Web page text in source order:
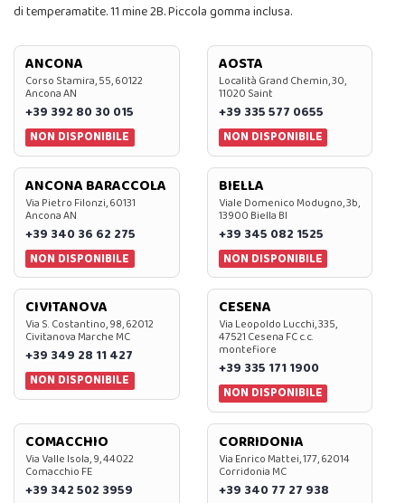
di temperamatite. 11 mine 2B. Piccola gomma inclusa.
ANCONA
Corso Stamira, 55, 60122
Ancona AN
+39 392 80 30 015
NON DISPONIBILE
AOSTA
Località Grand Chemin, 30,
11020 Saint
+39 335 577 0655
NON DISPONIBILE
ANCONA BARACCOLA
Via Pietro Filonzi, 60131
Ancona AN
+39 340 36 62 275
NON DISPONIBILE
BIELLA
Viale Domenico Modugno, 3b,
13900 Biella BI
+39 345 082 1525
NON DISPONIBILE
CIVITANOVA
Via S. Costantino, 98, 62012
Civitanova Marche MC
+39 349 28 11 427
NON DISPONIBILE
CESENA
Via Leopoldo Lucchi, 335,
47521 Cesena FC c.c.
montefiore
+39 335 171 1900
NON DISPONIBILE
COMACCHIO
Via Valle Isola, 9, 44022
Comacchio FE
+39 342 502 3959
CORRIDONIA
Via Enrico Mattei, 177, 62014
Corridonia MC
+39 340 77 27 938